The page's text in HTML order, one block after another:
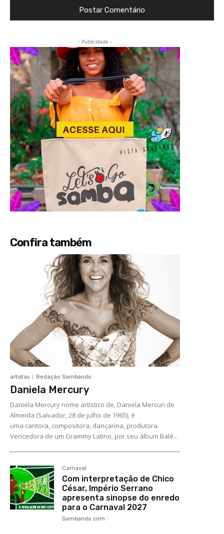
- Publicidade -
Confira também
artistas Redação Sambando -
Daniela Mercury
Daniela Mercury nome artístico de, Daniela Mercuri de
Almeida (Salvador, 28 de julho de 1965), é
uma cantora, compositora, dançarina, produtora.
Vencedora de um Grammy Latino, por seu álbum Balé...
Carnaval
Com interpretação de Chico
César, Império Serrano
apresenta sinopse do enredo
para o Carnaval 2027
Sambando.com -